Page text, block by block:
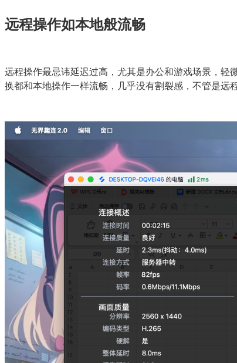
远程操作如本地般流畅
远程操作最忌讳延迟过高，尤其是办公和游戏场景，轻
换都和本地操作一样流畅，几乎没有割裂感，不管是远